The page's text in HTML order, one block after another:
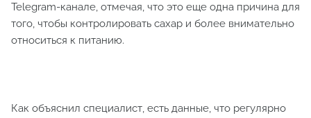
Telegram-канале, отмечая, что это еще одна причина для
того, чтобы контролировать сахар и более внимательно
относиться к питанию.
Как объяснил специалист, есть данные, что регулярно